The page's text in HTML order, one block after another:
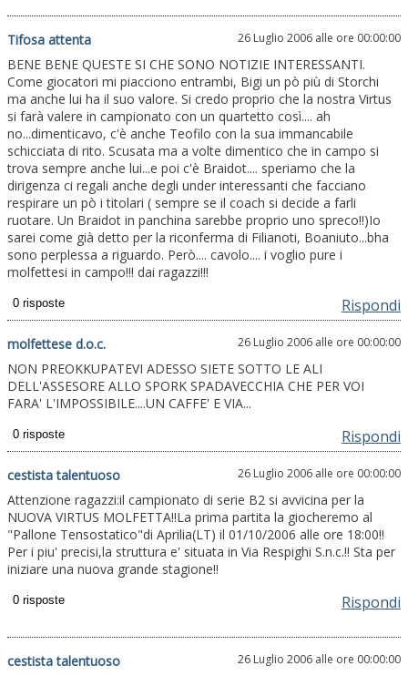
Tifosa attenta 26 Luglio 2006 alle ore 00:00:00
BENE BENE QUESTE SI CHE SONO NOTIZIE INTERESSANTI.
Come giocatori mi piacciono entrambi, Bigi un pò più di Storchi
ma anche lui ha il suo valore. Si credo proprio che la nostra Virtus
si farà valere in campionato con un quartetto così.... ah
no...dimenticavo, c'è anche Teofilo con la sua immancabile
schicciata di rito. Scusata ma a volte dimentico che in campo si
trova sempre anche lui...e poi c'è Braidot.... speriamo che la
dirigenza ci regali anche degli under interessanti che facciano
respirare un pò i titolari ( sempre se il coach si decide a farli
ruotare. Un Braidot in panchina sarebbe proprio uno spreco!!)Io
sarei come già detto per la riconferma di Filianoti, Boaniuto...bha
sono perplessa a riguardo. Però.... cavolo.... i voglio pure i
molfettesi in campo!!! dai ragazzi!!!
Rispondi
molfettese d.o.c. 26 Luglio 2006 alle ore 00:00:00
NON PREOKKUPATEVI ADESSO SIETE SOTTO LE ALI
DELL'ASSESORE ALLO SPORK SPADAVECCHIA CHE PER VOI
FARA' L'IMPOSSIBILE....UN CAFFE' E VIA...
Rispondi
cestista talentuoso 26 Luglio 2006 alle ore 00:00:00
Attenzione ragazzi:il campionato di serie B2 si avvicina per la
NUOVA VIRTUS MOLFETTA!!La prima partita la giocheremo al
"Pallone Tensostatico"di Aprilia(LT) il 01/10/2006 alle ore 18:00!!
Per i piu' precisi,la struttura e' situata in Via Respighi S.n.c.!! Sta per
iniziare una nuova grande stagione!!
Rispondi
cestista talentuoso 26 Luglio 2006 alle ore 00:00:00